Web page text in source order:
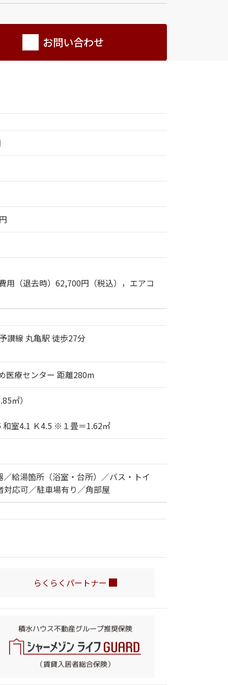
お問い合わせ
用（退去時）62,700円（税込），エアコ
讃線 丸亀駅 徒歩27分
医療センター 距離280m
㎡）
和室4.1 Ｋ4.5 ※１畳＝1.62㎡
給湯箇所（浴室・台所）／バス・トイ
応可／駐車場有り／角部屋
らくらくパートナー